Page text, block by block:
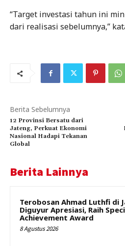
“Target investasi tahun ini
dari realisasi sebelumnya,”
Berita Sebelumnya
12 Provinsi Bersatu dari
Jateng, Perkuat Ekonomi
Nasional Hadapi Tekanan
Global
Berita Lainnya
Terobosan Ahmad Luthfi di
Diguyur Apresiasi, Raih
Achievement Award
8 Agustus 2026